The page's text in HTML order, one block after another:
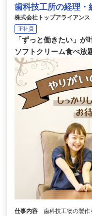
歯科技工所の経理・
株式会社トップアライアンス
正社員
「ずっと働きたい」
ソフトクリーム食べ放
仕事内容
歯科技工物の製作